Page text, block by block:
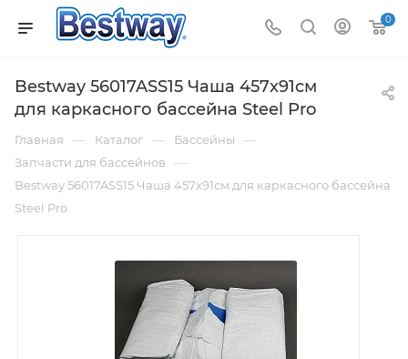
0
Bestway 56017ASS15 Чаша 457x91см
для каркасного бассейна Steel Pro
Главная — Каталог — Бассейны —
Запчасти для бассейнов —
Bestway 56017ASS15 Чаша 457x91см для каркасного бассейна
Steel Pro